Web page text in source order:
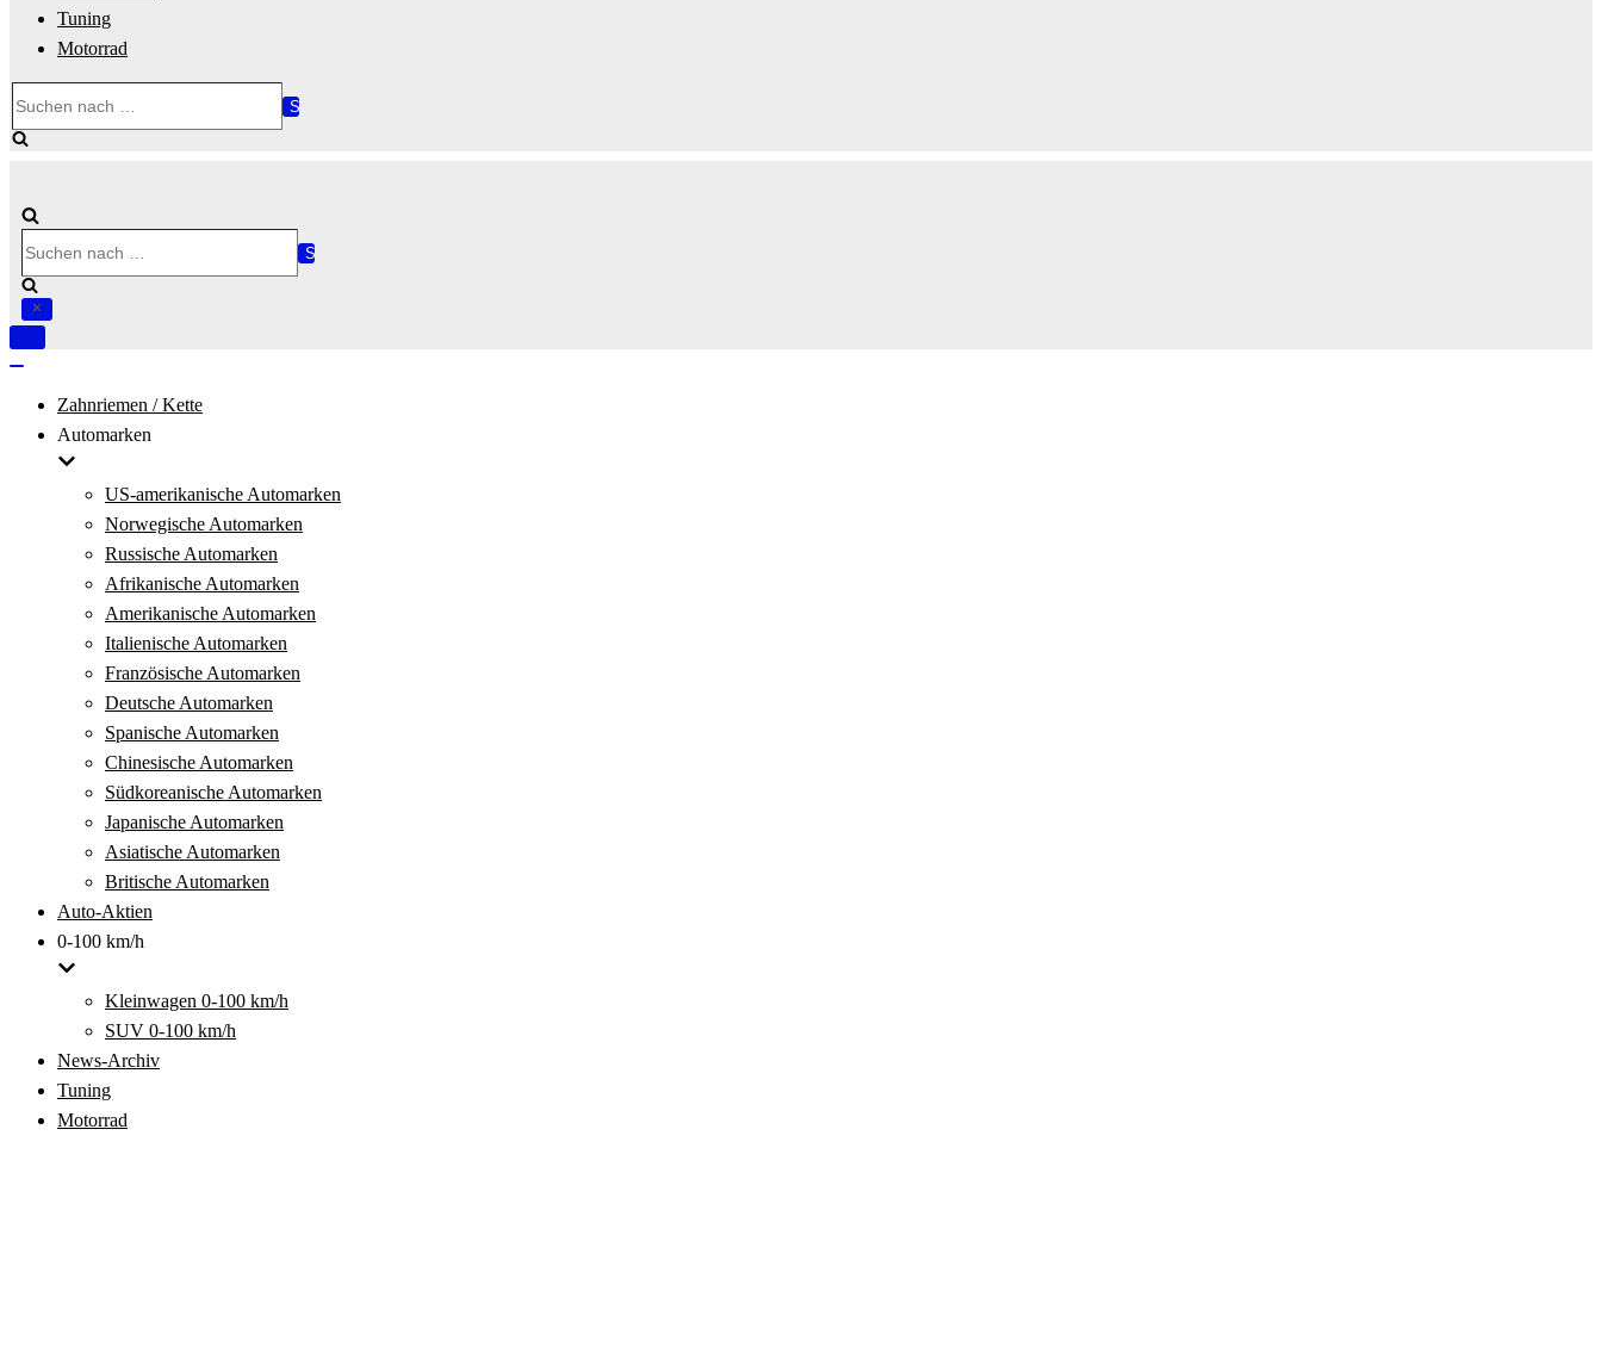
Tuning
Motorrad
nach …
nach …
Navigation
Zahnriemen / Kette
Automarken
US-amerikanische Automarken
Norwegische Automarken
Russische Automarken
Afrikanische Automarken
Amerikanische Automarken
Italienische Automarken
Französische Automarken
Deutsche Automarken
Spanische Automarken
Chinesische Automarken
Südkoreanische Automarken
Japanische Automarken
Asiatische Automarken
Britische Automarken
Auto-Aktien
0-100 km/h
Kleinwagen 0-100 km/h
SUV 0-100 km/h
News-Archiv
Tuning
Motorrad